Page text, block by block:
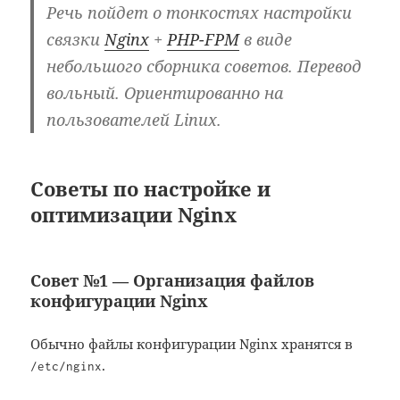
Речь пойдет о тонкостях настройки
связки Nginx + PHP-FPMв виде
небольшого сборника советов. Перевод
вольный. Ориентированно на
пользователей Linux.
Советы по настройке и
оптимизации Nginx
Совет №1 — Организация файлов
конфигурации Nginx
Обычно файлы конфигурации Nginx хранятся в
/etc/nginx.